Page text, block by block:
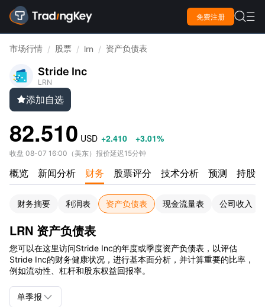
免费注册  
市场行情 / 股票 / lrn / 资产负债表
Stride Inc
LRN
添加自选
82.510 USD +2.410 +3.01%
收盘 08-07 16:00 （ 美东） 报价延迟15分钟
概览 新闻分析 财务 股票评分 技术分析 预测 持股
财务摘要 利润表 资产负债表 现金流量表 公司收入
LRN 资产负债表
您可以在这里访问Stride Inc的年度或季度资产负债表，以评估
Stride Inc的财务健康状况，进行基本面分析，并计算重要的比率，
例如流动性、杠杆和股东权益回报率。
单季报 